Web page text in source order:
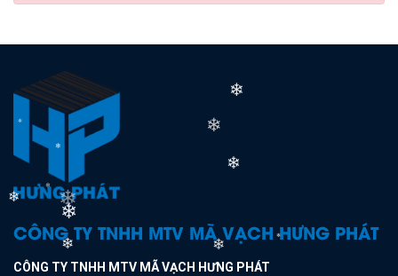
CÔNG TY TNHH MTV MÃ VẠCH HƯNG PHÁT
CÔNG TY TNHH MTV MÃ VẠCH HƯNG PHÁT
❄
❄
❄
❄
❄
❄
❄
❄
❄
❄
❄